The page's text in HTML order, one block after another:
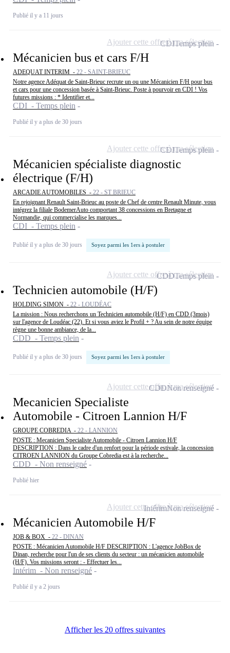
Publié il y a 11 jours
Mécanicien bus et cars F/H
ADEQUAT INTERIM - 22 - SAINT-BRIEUC
Notre agence Adéquat de Saint-Brieuc recrute un ou une Mécanicien F/H pour bus
et cars pour une concession basée à Saint-Brieuc. Poste à pourvoir en CDI ! Vos
futures missions : * Identifier et...
CDI - Temps plein
Publié il y a plus de 30 jours
CDITemps plein
Ajouter cette offre à ma sélection
Mécanicien spécialiste diagnostic
électrique (F/H)
ARCADIE AUTOMOBILES - 22 - ST BRIEUC
En rejoignant Renault Saint-Brieuc au poste de Chef de centre Renault Minute, vous
intégrez la filiale BodemerAuto comportant 38 concessions en Bretagne et
Normandie, qui commercialise les marques...
CDI - Temps plein
Publié il y a plus de 30 jours Soyez parmi les 1ers à postuler
CDITemps plein
Ajouter cette offre à ma sélection
Technicien automobile (H/F)
HOLDING SIMON - 22 - LOUDÉAC
La mission : Nous recherchons un Technicien automobile (H/F) en CDD (3mois)
sur l'agence de Loudéac (22). Et si vous aviez le Profil + ? Au sein de notre équipe
règne une bonne ambiance, de la...
CDD - Temps plein
Publié il y a plus de 30 jours Soyez parmi les 1ers à postuler
CDDTemps plein
Ajouter cette offre à ma sélection
Mecanicien Specialiste
Automobile - Citroen Lannion H/F
GROUPE COBREDIA - 22 - LANNION
POSTE : Mecanicien Specialiste Automobile - Citroen Lannion H/F
DESCRIPTION : Dans le cadre d'un renfort pour la période estivale, la concession
CITROEN LANNION du Groupe Cobredia est à la recherche...
CDD - Non renseigné
Publié hier
CDDNon renseigné
Ajouter cette offre à ma sélection
Mécanicien Automobile H/F
JOB & BOX - 22 - DINAN
POSTE : Mécanicien Automobile H/F DESCRIPTION : L'agence JobBox de
Dinan, recherche pour l'un de ses clients du secteur : un mécanicien automobile
(H/F). Vos missions seront : - Effectuer les...
Intérim - Non renseigné
Publié il y a 2 jours
IntérimNon renseigné
Ajouter cette offre à ma sélection
Afficher les 20 offres suivantes